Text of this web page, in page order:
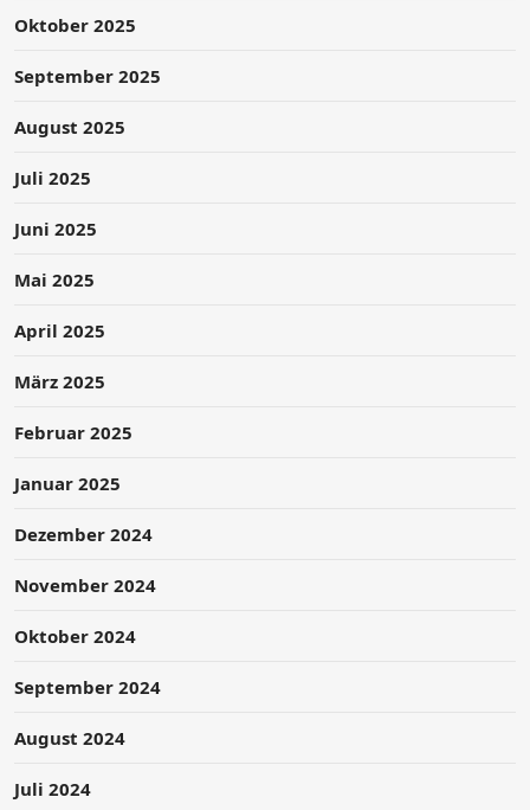
Oktober 2025
September 2025
August 2025
Juli 2025
Juni 2025
Mai 2025
April 2025
März 2025
Februar 2025
Januar 2025
Dezember 2024
November 2024
Oktober 2024
September 2024
August 2024
Juli 2024